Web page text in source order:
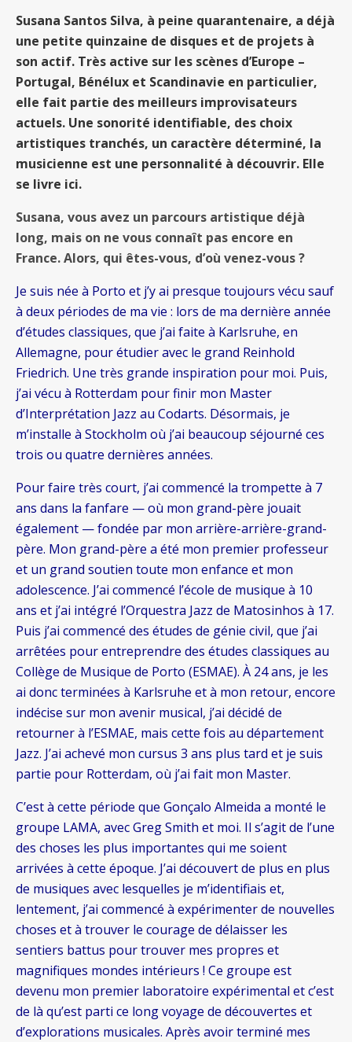
Susana Santos Silva, à peine quarantenaire, a déjà
une petite quinzaine de disques et de projets à
son actif. Très active sur les scènes d’Europe –
Portugal, Bénélux et Scandinavie en particulier,
elle fait partie des meilleurs improvisateurs
actuels. Une sonorité identifiable, des choix
artistiques tranchés, un caractère déterminé, la
musicienne est une personnalité à découvrir. Elle
se livre ici.
Susana, vous avez un parcours artistique déjà
long, mais on ne vous connaît pas encore en
France. Alors, qui êtes-vous, d’où venez-vous ?
Je suis née à Porto et j’y ai presque toujours vécu sauf
à deux périodes de ma vie : lors de ma dernière année
d’études classiques, que j’ai faite à Karlsruhe, en
Allemagne, pour étudier avec le grand Reinhold
Friedrich. Une très grande inspiration pour moi. Puis,
j’ai vécu à Rotterdam pour finir mon Master
d’Interprétation Jazz au Codarts. Désormais, je
m’installe à Stockholm où j’ai beaucoup séjourné ces
trois ou quatre dernières années.
Pour faire très court, j’ai commencé la trompette à 7
ans dans la fanfare — où mon grand-père jouait
également — fondée par mon arrière-arrière-grand-
père. Mon grand-père a été mon premier professeur
et un grand soutien toute mon enfance et mon
adolescence. J’ai commencé l’école de musique à 10
ans et j’ai intégré l’Orquestra Jazz de Matosinhos à 17.
Puis j’ai commencé des études de génie civil, que j’ai
arrêtées pour entreprendre des études classiques au
Collège de Musique de Porto (ESMAE). À 24 ans, je les
ai donc terminées à Karlsruhe et à mon retour, encore
indécise sur mon avenir musical, j’ai décidé de
retourner à l’ESMAE, mais cette fois au département
Jazz. J’ai achevé mon cursus 3 ans plus tard et je suis
partie pour Rotterdam, où j’ai fait mon Master.
C’est à cette période que Gonçalo Almeida a monté le
groupe LAMA, avec Greg Smith et moi. Il s’agit de l’une
des choses les plus importantes qui me soient
arrivées à cette époque. J’ai découvert de plus en plus
de musiques avec lesquelles je m’identifiais et,
lentement, j’ai commencé à expérimenter de nouvelles
choses et à trouver le courage de délaisser les
sentiers battus pour trouver mes propres et
magnifiques mondes intérieurs ! Ce groupe est
devenu mon premier laboratoire expérimental et c’est
de là qu’est parti ce long voyage de découvertes et
d’explorations musicales. Après avoir terminé mes